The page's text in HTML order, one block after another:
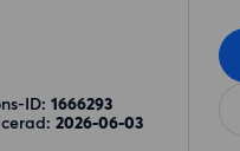
ID: 1666293
2026-06-03